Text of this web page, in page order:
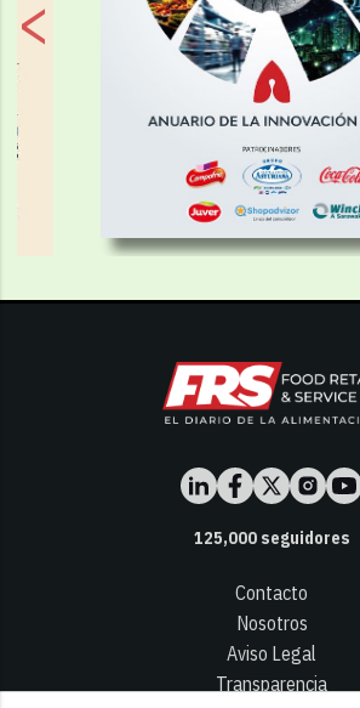
125,000seguidores
Contacto
Nosotros
Aviso Legal
Transparencia